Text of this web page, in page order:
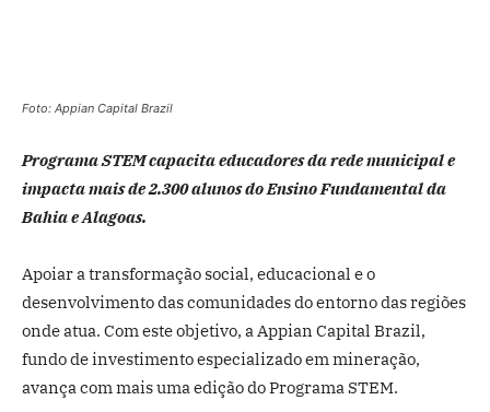
Foto: Appian Capital Brazil
Programa STEM capacita educadores da rede municipal e
impacta mais de 2.300 alunos do Ensino Fundamental da
Bahia e Alagoas.
Apoiar a transformação social, educacional e o
desenvolvimento das comunidades do entorno das regiões
onde atua. Com este objetivo, a Appian Capital Brazil,
fundo de investimento especializado em mineração,
avança com mais uma edição do Programa STEM.